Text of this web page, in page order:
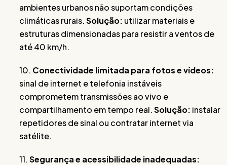
ambientes urbanos não suportam condições
climáticas rurais.Solução: utilizar materiais e
estruturas dimensionadas para resistir a ventos de
até 40 km/h.
10. Conectividade limitada para fotos e vídeos:
sinal de internet e telefonia instáveis
comprometem transmissões ao vivo e
compartilhamento em tempo real.Solução: instalar
repetidores de sinal ou contratar internet via
satélite.
11.Segurança e acessibilidade inadequadas: